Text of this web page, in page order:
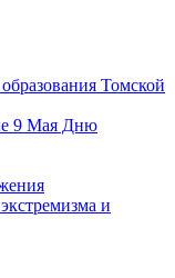
Томской
9 Мая Дню
и